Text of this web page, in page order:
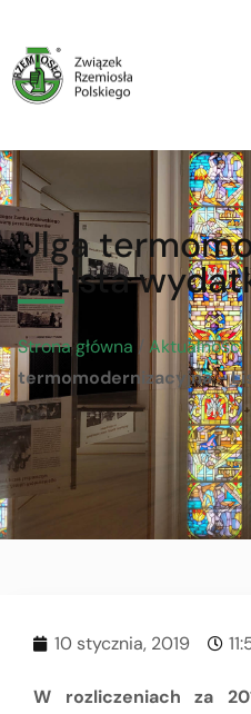
Ulga
– Lista
Strona główna / Aktualności
termomodernizacyjna -
10 stycznia, 2019
W rozliczeniach za